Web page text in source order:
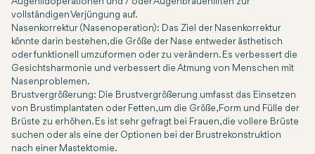
vollständigen Verjüngung auf.
Nasenkorrektur (Nasenoperation): Das Ziel der Nasenkorrektur
könnte darin bestehen, die Größe der Nase entweder ästhetisch
oder funktionell umzuformen oder zu verändern. Es verbessert die
Gesichtsharmonie und verbessert die Atmung von Menschen mit
Nasenproblemen.
Brustvergrößerung: Die Brustvergrößerung umfasst das Einsetzen
von Brustimplantaten oder Fetten, um die Größe, Form und Fülle der
Brüste zu erhöhen. Es ist sehr gefragt bei Frauen, die vollere Brüste
suchen oder als eine der Optionen bei der Brustrekonstruktion
nach einer Mastektomie.